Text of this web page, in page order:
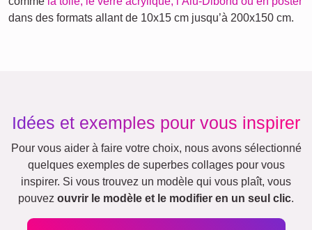
dans des formats allant de 10x15 cm jusqu’à 200x150 cm.
Idées et exemples pour vous inspirer
Pour vous aider à faire votre choix, nous avons sélectionné
quelques exemples de superbes collages pour vous
inspirer. Si vous trouvez un modèle qui vous plaît, vous
pouvez ouvrir le modèle et le modifier en un seul clic.